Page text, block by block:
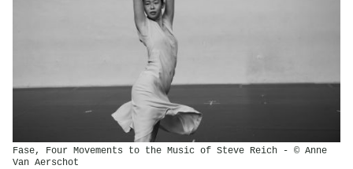
Fase, Four Movements to the Music of Steve Reich - © Anne
Van Aerschot